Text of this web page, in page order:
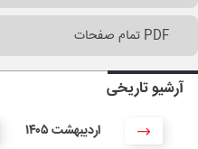
PDF تمام صفحات
آرشیو تاریخی
۱۴۰۵ اردیبهشت